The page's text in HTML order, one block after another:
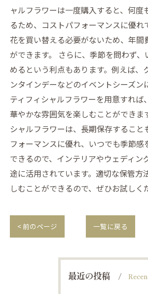
ャルフラワーは一度購入すると、何度
るため、コストパフォーマンスに優れ
花を買い替える必要がないため、年間
ができます。 さらに、季節を問わず、
めるという利点もあります。例えば、
ンタインデーなどのイベントシーズン
ティフィシャルフラワーを用意すれば
華やかな雰囲気を楽しむことができま
シャルフラワーは、長期保存すること
フォーマンスに優れ、いつでも季節感
できるので、インテリアやウェディン
途に活用されています。適切な保管方
しむことができるので、ぜひお試しく
< 前のページ 一覧に戻る
最近の投稿